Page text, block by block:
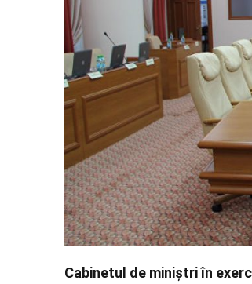
Cabinetul de miniștri în